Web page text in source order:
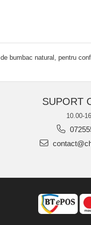
bumbac natural, pentru
SUPORT
10.00-